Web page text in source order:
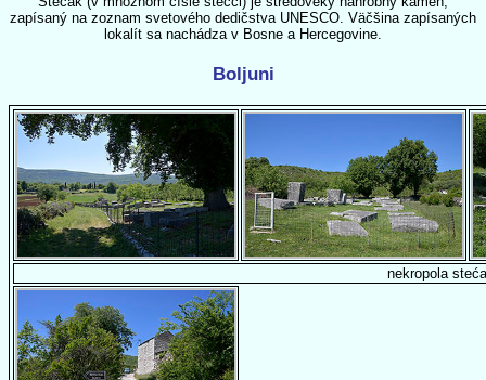
zapísaný na zoznam svetového dedičstva UNESCO. Väčšina zapísaných
lokalít sa nachádza v Bosne a Hercegovine.
Boljuni
nekropola